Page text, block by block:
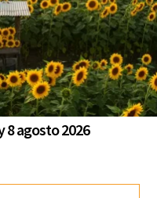
8 agosto 2026